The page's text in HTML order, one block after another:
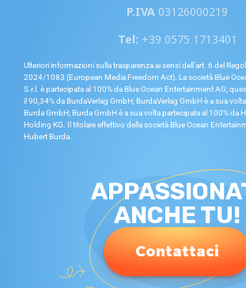
P.IVA 03126000219
Tel: +39 0575 1713401
Ulteriori informazioni sulla trasparenza ai sensi dell’art. 6 del
2024/1083 (European Media Freedom Act). La società Blue
S.r.l. è partecipata al 100% da Blue Ocean Entertainment AG;
il 90,34% da BurdaVerlag GmbH; BurdaVerlag GmbH è a sua
Burda GmbH; Burda GmbH è a sua volta partecipata al 100% da
Holding KG. Il titolare effettivo della società Blue Ocean
Hubert Burda.
ANCHE TU!
Contattaci